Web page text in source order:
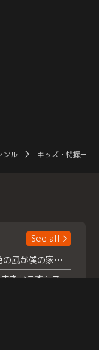
ンル キッズ・特撮一覧
See all
浮所飛貴主演！ 【夏色の風が僕の家にやってきた】 本日よりテラサで独占配信スタート！
『夏色の雲が恋と嵐をまきおこす』スペシャルメイキング 【Part1】2026年７月18日（土）23時30分～配信スタート！話題のシーンの裏側を大公開！豪華キャスト大集合！ 『武宮家 真夏の家族会議』開催！